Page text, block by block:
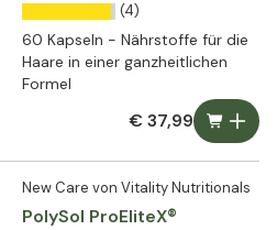
(4)
60 Kapseln - Nährstoffe für die
Haare in einer ganzheitlichen
Formel
€ 37,99
New Care von Vitality Nutritionals
PolySol ProEliteX®